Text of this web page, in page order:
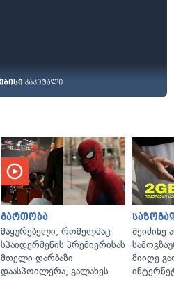
გართობა
მაყურებელი, რომელმაც
სპაიდერმენის პრემიერისას
მთელი დარბაზი
დაასპოილერა, გალახეს
შეიძინე
მიიღე